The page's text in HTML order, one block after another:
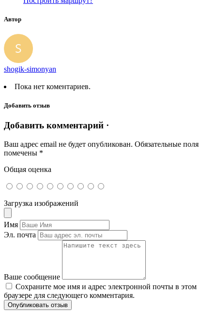
Автор
shogik-simonyan
Пока нет коментариев.
Добавить отзыв
Добавить комментарий ·
Ваш адрес email не будет опубликован. Обязательные поля
помечены *
Общая оценка
Загрузка изображений
Имя
Эл. почта
Ваше сообщение
Сохраните мое имя и адрес электронной почты в этом
браузере для следующего комментария.
Опубликовать отзыв